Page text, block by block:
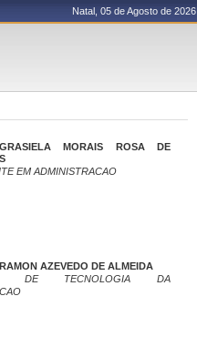
Natal, 05 de Agosto de 2026
MORAIS ROSA DE
EM ADMINISTRACAO
AZEVEDO DE ALMEIDA
DE TECNOLOGIA DA